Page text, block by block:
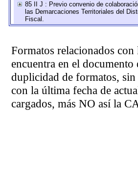
85 II J : Previo convenio de
las Demarcaciones Territoriales del
Fiscal.
Formatos relacionados
encuentra en el documento
duplicidad de formatos, sin
con la última fecha de
cargados, más NO así la